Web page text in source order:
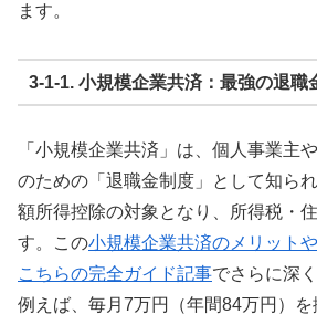
ます。
3-1-1. 小規模企業共済：最強の退職
「小規模企業共済」は、個人事業主
のための「退職金制度」として知ら
額所得控除の対象となり、所得税・
す。この小規模企業共済のメリット
こちらの完全ガイド記事でさらに深
例えば、毎月7万円（年間84万円）